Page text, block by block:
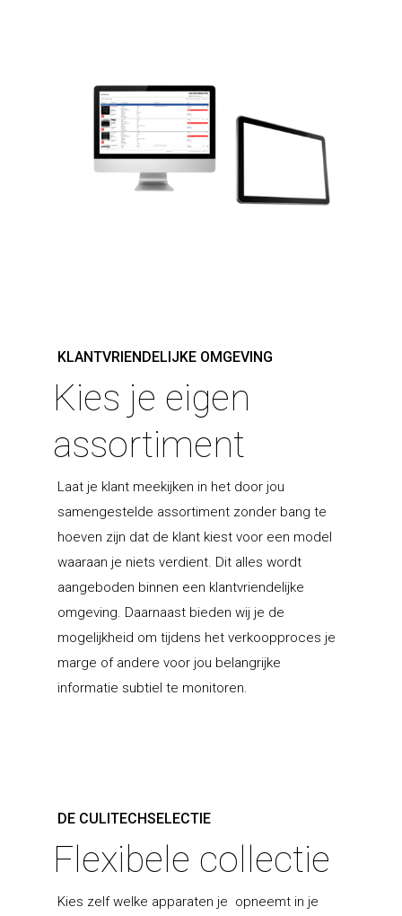
KLANTVRIENDELIJKE OMGEVING
Kies je eigen
assortiment
Laat je klant meekijken in het door jou
samengestelde assortiment zonder bang te
hoeven zijn dat de klant kiest voor een model
waaraan je niets verdient. Dit alles wordt
aangeboden binnen een klantvriendelijke
omgeving. Daarnaast bieden wij je de
mogelijkheid om tijdens het verkoopproces je
marge of andere voor jou belangrijke
informatie subtiel te monitoren.
DE CULITECHSELECTIE
Flexibele collectie
Kies zelf welke apparaten je opneemt in je
Rotpunkt
Klant worden
Diensten & retail